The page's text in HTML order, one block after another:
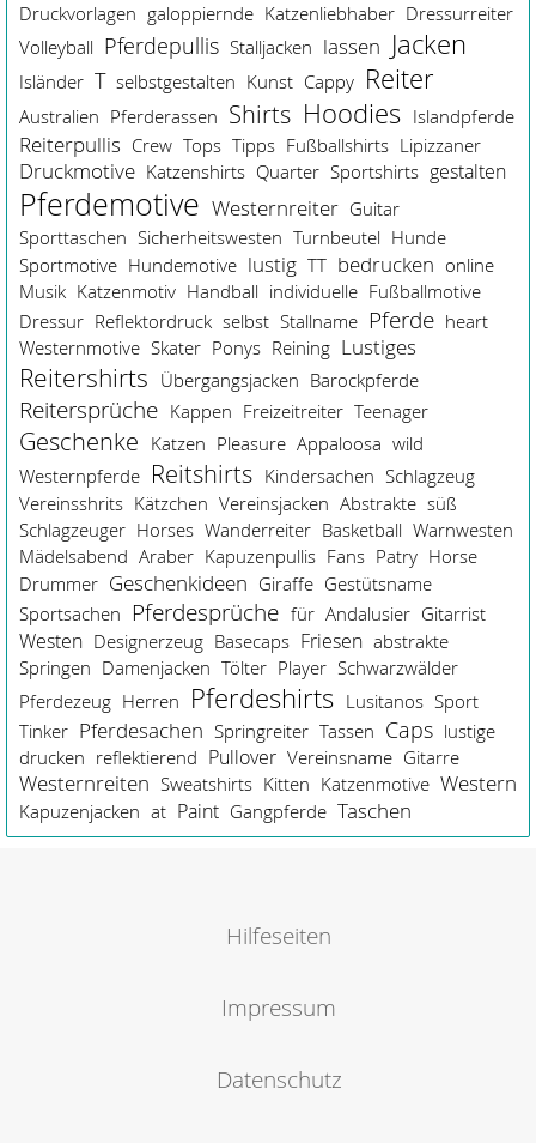
Druckvorlagen galoppiernde Katzenliebhaber Dressurreiter
Volleyball Pferdepullis Stalljacken lassen Jacken
Isländer T selbstgestalten Kunst Cappy Reiter
Australien Pferderassen Shirts Hoodies Islandpferde
Reiterpullis Crew Tops Tipps Fußballshirts Lipizzaner
Druckmotive Katzenshirts Quarter Sportshirts gestalten
Pferdemotive Westernreiter Guitar
Sporttaschen Sicherheitswesten Turnbeutel Hunde
Sportmotive Hundemotive lustig TT bedrucken online
Musik Katzenmotiv Handball individuelle Fußballmotive
Dressur Reflektordruck selbst Stallname Pferde heart
Westernmotive Skater Ponys Reining Lustiges
Reitershirts Übergangsjacken Barockpferde
Reitersprüche Kappen Freizeitreiter Teenager
Geschenke Katzen Pleasure Appaloosa wild
Westernpferde Reitshirts Kindersachen Schlagzeug
Vereinsshrits Kätzchen Vereinsjacken Abstrakte süß
Schlagzeuger Horses Wanderreiter Basketball Warnwesten
Mädelsabend Araber Kapuzenpullis Fans Patry Horse
Drummer Geschenkideen Giraffe Gestütsname
Sportsachen Pferdesprüche für Andalusier Gitarrist
Westen Designerzeug Basecaps Friesen abstrakte
Springen Damenjacken Tölter Player Schwarzwälder
Pferdezeug Herren Pferdeshirts Lusitanos Sport
Tinker Pferdesachen Springreiter Tassen Caps lustige
drucken reflektierend Pullover Vereinsname Gitarre
Westernreiten Sweatshirts Kitten Katzenmotive Western
Kapuzenjacken at Paint Gangpferde Taschen
Hilfeseiten
Impressum
Datenschutz